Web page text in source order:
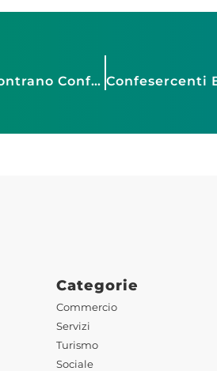
Gli assessori comunali Ceccherini e Ginanneschi incontrano Confesercenti Grosseto, Confcommercio e l’Associazione CentriAmo
Categorie
Commercio
Servizi
Turismo
Sociale